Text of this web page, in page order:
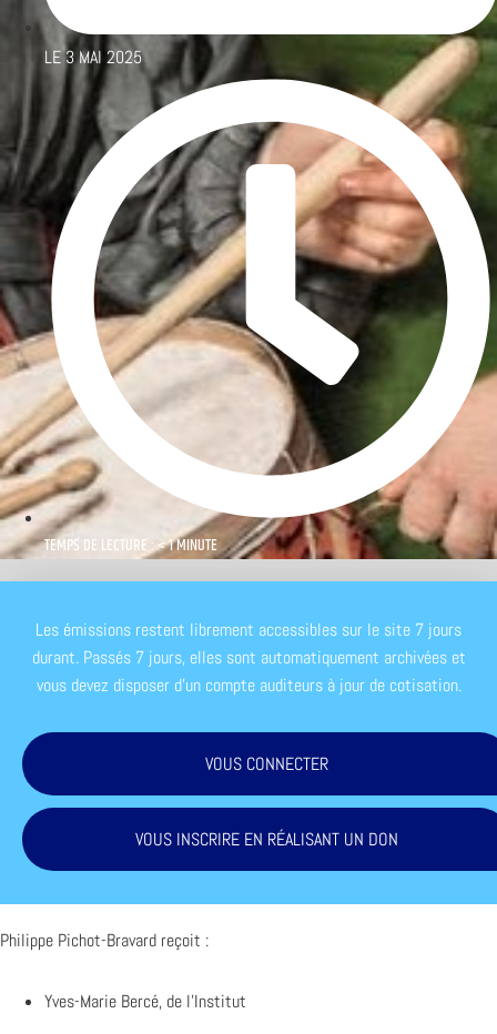
LE3 MAI 2025
TEMPS DE LECTURE : < 1 MINUTE
Les émissions restent librement accessibles sur le site 7 jours
durant. Passés 7 jours, elles sont automatiquement archivées et
vous devez disposer d'un compte auditeurs à jour de cotisation.
VOUS CONNECTER
VOUS INSCRIRE EN RÉALISANT UN DON
Philippe Pichot-Bravard reçoit :
Yves-Marie Bercé, de l’Institut